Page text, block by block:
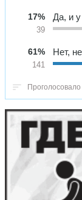
17%
39
Да, и у
61%
141
Нет,